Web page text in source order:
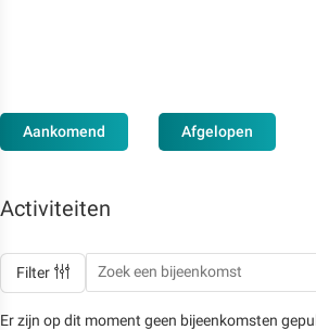
Aankomend Afgelopen
Activiteiten
Filter
Er zijn op dit moment geen bijeenkomsten